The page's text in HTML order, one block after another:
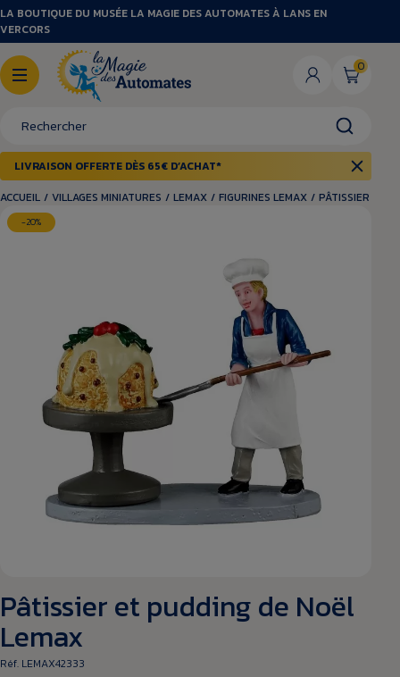
LA BOUTIQUE DU MUSÉE LA MAGIE DES AUTOMATES À LANS EN
VERCORS
0
LIVRAISON OFFERTE DÈS 65€ D’ACHAT*
ACCUEIL / VILLAGES MINIATURES / LEMAX / FIGURINES LEMAX / PÂTISSIER ET
-20%
Pâtissier et pudding de Noël
Lemax
Réf. LEMAX42333